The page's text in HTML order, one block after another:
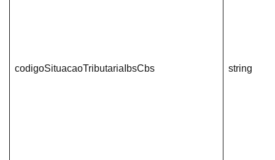
codigoSituacaoTributariaIbsCbs string